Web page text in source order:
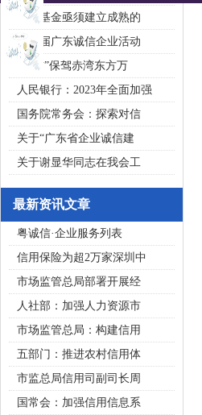
私募基金亟须建立成熟的
第五届广东诚信企业活动
“诚信”保驾赤湾东方万
人民银行：2023年全面加强
国务院常务会：探索对信
关于“广东省企业诚信建
关于谢显华同志在我会工
最新资讯文章
粤诚信·企业服务列表
信用保险为超2万家深圳中
市场监管总局部署开展经
人社部：加强人力资源市
市场监管总局：构建信用
五部门：推进农村信用体
市监总局信用司副司长周
国常会：加强信用信息系